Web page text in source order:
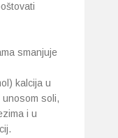
smanjuje
kalcija u
soli,
i u